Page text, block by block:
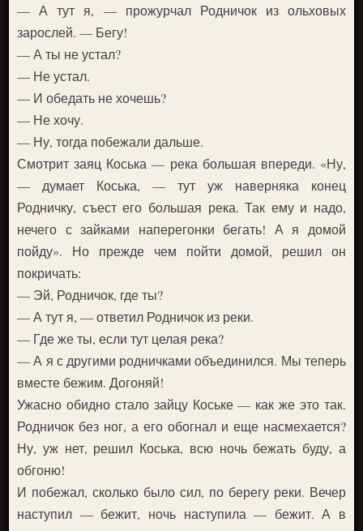
— А тут я, — прожурчал Родничок из ольховых
зарослей. — Бегу!
— А ты не устал?
— Не устал.
— И обедать не хочешь?
— Не хочу.
— Ну, тогда побежали дальше.
Смотрит заяц Коська — река большая впереди. «Ну,
— думает Коська, — тут уж наверняка конец
Родничку, съест его большая река. Так ему и надо,
нечего с зайками наперегонки бегать! А я домой
пойду». Но прежде чем пойти домой, решил он
покричать:
— Эй, Родничок, где ты?
— А тут я, — ответил Родничок из реки.
— Где же ты, если тут целая река?
— А я с другими родничками объединился. Мы теперь
вместе бежим. Догоняй!
Ужасно обидно стало зайцу Коське — как же это так.
Родничок без ног, а его обогнал и еще насмехается?
Ну, уж нет, решил Коська, всю ночь бежать буду, а
обгоню!
И побежал, сколько было сил, по берегу реки. Вечер
наступил — бежит, ночь наступила — бежит. А в